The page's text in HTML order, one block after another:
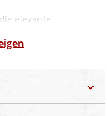
elegante
setzt. Ein